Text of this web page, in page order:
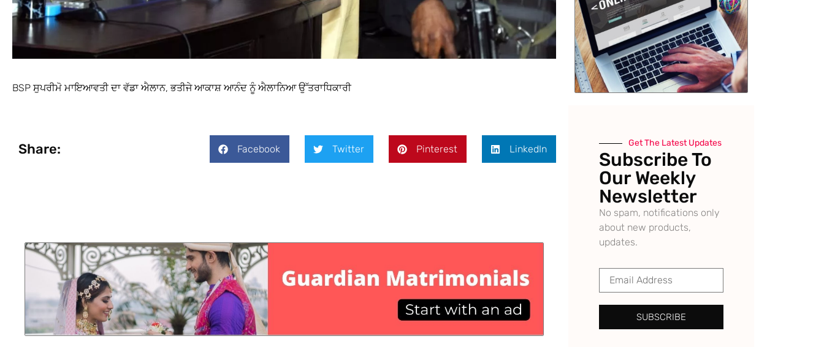
BSP ਸੁਪਰੀਮੋ ਮਾਇਆਵਤੀ ਦਾ ਵੱਡਾ ਐਲਾਨ, ਭਤੀਜੇ ਆਕਾਸ਼ ਆਨੰਦ ਨੂੰ ਐਲਾਨਿਆ ਉੱਤਰਾਧਿਕਾਰੀ
Share: Facebook Twitter Pinterest LinkedIn
Get The Latest Updates
Subscribe To
Our Weekly
Newsletter
No spam, notifications only
about new products,
updates.
SUBSCRIBE